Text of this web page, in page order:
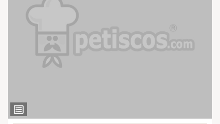
Ver
Ingredientes